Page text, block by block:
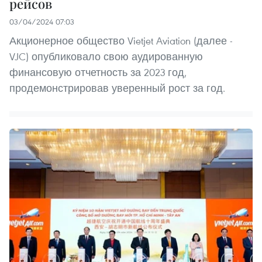
рейсов
03/04/2024 07:03
Акционерное общество Vietjet Aviation (далее -
VJC) опубликовало свою аудированную
финансовую отчетность за 2023 год,
продемонстрировав уверенный рост за год.